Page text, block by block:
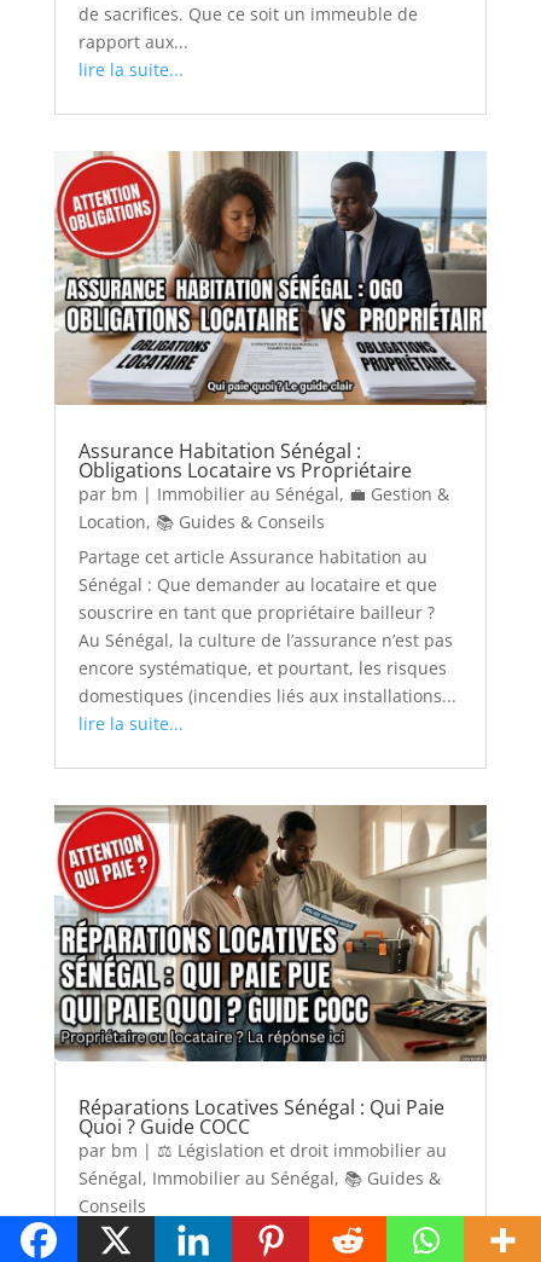
de sacrifices. Que ce soit un immeuble de
rapport aux...
lire la suite...
Assurance Habitation Sénégal :
Obligations Locataire vs Propriétaire
par bm | Immobilier au Sénégal, 💼 Gestion &
Location, 📚 Guides & Conseils
Partage cet article Assurance habitation au
Sénégal : Que demander au locataire et que
souscrire en tant que propriétaire bailleur ?
Au Sénégal, la culture de l’assurance n’est pas
encore systématique, et pourtant, les risques
domestiques (incendies liés aux installations...
lire la suite...
Réparations Locatives Sénégal : Qui Paie
Quoi ? Guide COCC
par bm | ⚖️ Législation et droit immobilier au
Sénégal, Immobilier au Sénégal, 📚 Guides &
Conseils
Partage cet article Réparations locatives au